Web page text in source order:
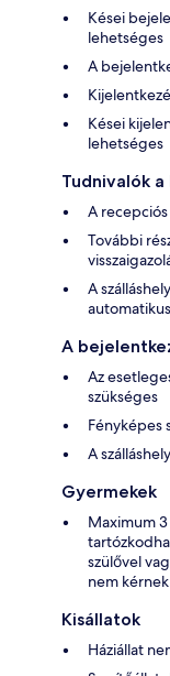
Kései
lehetséges
A
Kései
lehetséges
Tudnivalók
A
További
A
A
Az
szükséges
Fényképes
A
Gyermekek
Maximum
szülővel
nem
Kisállatok
Háziállat